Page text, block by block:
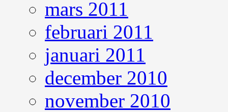
mars 2011
februari 2011
januari 2011
december 2010
november 2010